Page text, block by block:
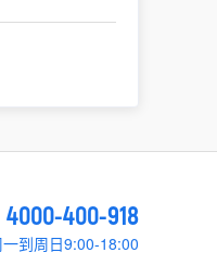
4000-400-918
一到周日9:00-18:00